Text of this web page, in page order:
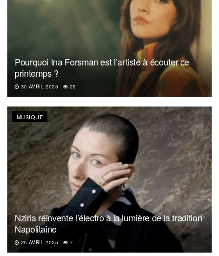
Pourquoi Ina Forsman est l’artiste à écouter ce
printemps ?
30 AVRIL 2025 29
MUSIQUE
Nziria réinvente l’électro à la lumière de la tradition
Napolitaine
25 AVRIL 2025 7